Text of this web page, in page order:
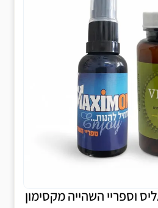
וספריי השהייה מקסימון